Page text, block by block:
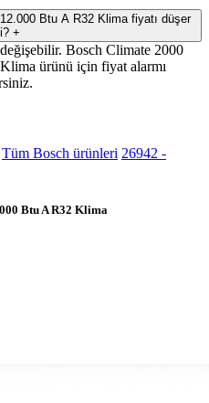
Btu A R32 Klima fiyatı düşer
+
Bosch Climate 2000
ürünü için fiyat alarmı
Tüm Bosch ürünleri 26942 -
Btu A R32 Klima